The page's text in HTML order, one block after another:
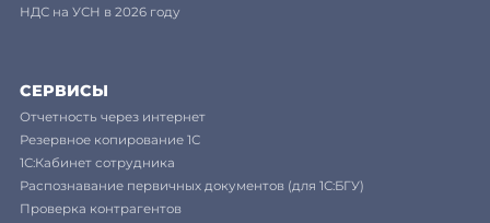
НДС на УСН в 2026 году
СЕРВИСЫ
Отчетность через интернет
Резервное копирование 1С
1С:Кабинет сотрудника
Распознавание первичных документов (для 1С:БГУ)
Проверка контрагентов